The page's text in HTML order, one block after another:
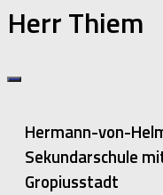
Herr Thiem
Hermann-von-
Sekundarschule
Gropiusstadt